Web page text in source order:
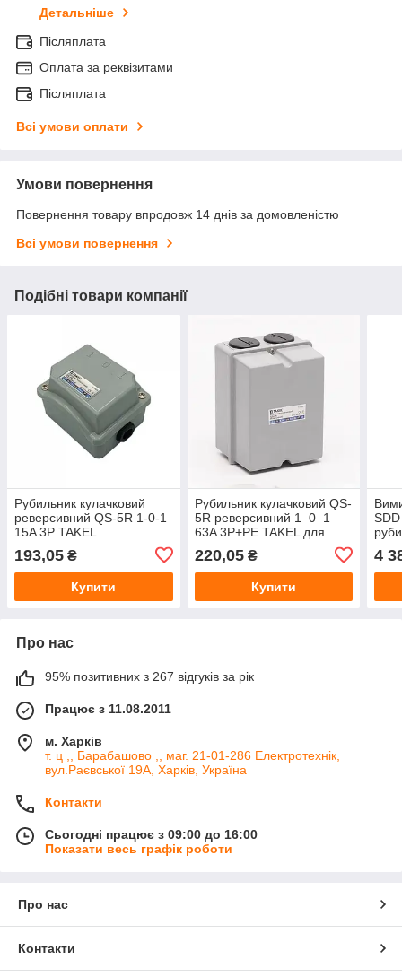
Детальніше
Післяплата
Оплата за реквізитами
Післяплата
Всі умови оплати
Умови повернення
Повернення товару впродовж 14 днів за домовленістю
Всі умови повернення
Подібні товари компанії
Рубильник кулачковий
реверсивний QS-5R 1-0-1
15A 3P TAKEL
193,05 ₴
Купити
Рубильник кулачковий QS-
5R реверсивний 1–0–1
63A 3P+PE TAKEL для
220,05₴
Купити
4
Про нас
95% позитивних з 267 відгуків за рік
Працює з 11.08.2011
м. Харків
т. ц ,, Барабашово ,, маг. 21-01-286 Електротехнік,
вул.Раєвської 19А, Харків, Україна
Контакти
Сьогодні працює з 09:00 до 16:00
Показати весь графік роботи
Про нас
Контакти